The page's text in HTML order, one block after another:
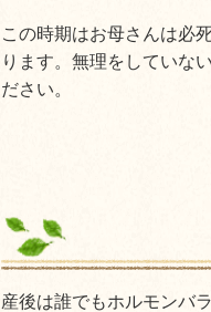
この時期はお母さんは必
ります。無理をしていな
ださい。
産後は誰でもホルモンバ